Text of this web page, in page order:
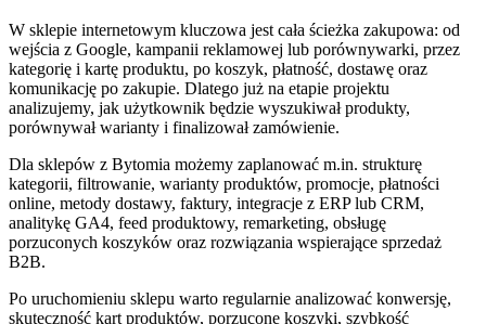
W sklepie internetowym kluczowa jest cała ścieżka zakupowa: od
wejścia z Google, kampanii reklamowej lub porównywarki, przez
kategorię i kartę produktu, po koszyk, płatność, dostawę oraz
komunikację po zakupie. Dlatego już na etapie projektu
analizujemy, jak użytkownik będzie wyszukiwał produkty,
porównywał warianty i finalizował zamówienie.
Dla sklepów z Bytomia możemy zaplanować m.in. strukturę
kategorii, filtrowanie, warianty produktów, promocje, płatności
online, metody dostawy, faktury, integracje z ERP lub CRM,
analitykę GA4, feed produktowy, remarketing, obsługę
porzuconych koszyków oraz rozwiązania wspierające sprzedaż
B2B.
Po uruchomieniu sklepu warto regularnie analizować konwersję,
skuteczność kart produktów, porzucone koszyki, szybkość